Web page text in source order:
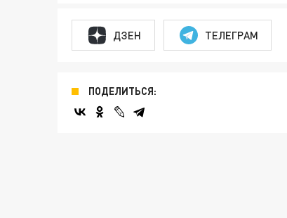
ДЗЕН ТЕЛЕГРАМ
ПОДЕЛИТЬСЯ: